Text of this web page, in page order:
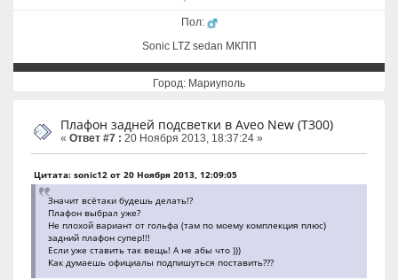
Пол:
Sonic LTZ sedan МКПП
Город: Мариуполь
Плафон задней подсветки в Aveo New (T300)
« Ответ #7 : 20 Ноября 2013, 18:37:24 »
Цитата: sonic12 от 20 Ноября 2013, 12:09:05
Значит всётаки будешь делать!?
Плафон выбрал уже?
Не плохой вариант от гольфа (там по моему комплекция плюс)
задний плафон супер!!!
Если уже ставить так вещь! А не абы что )))
Как думаешь официалы подпишуться поставить???